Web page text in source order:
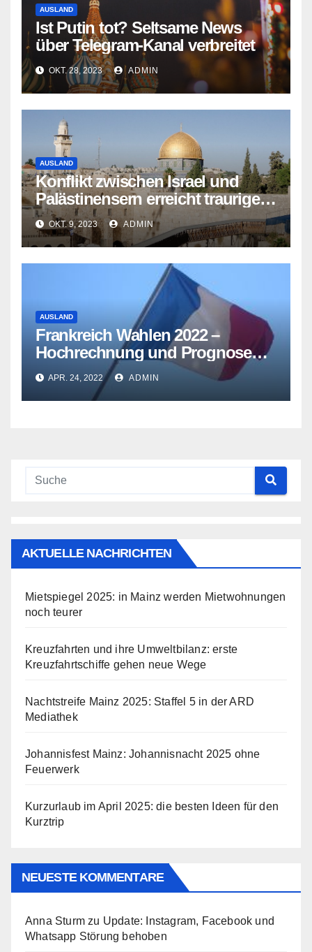
AUSLAND
Ist Putin tot? Seltsame News
über Telegram-Kanal verbreitet
OKT. 28, 2023 ADMIN
AUSLAND
Konflikt zwischen Israel und
Palästinensern erreicht traurigen
Höhepunkt
OKT. 9, 2023 ADMIN
AUSLAND
Frankreich Wahlen 2022 –
Hochrechnung und Prognose
am Abend
APR. 24, 2022 ADMIN
AKTUELLE NACHRICHTEN
Mietspiegel 2025: in Mainz werden Mietwohnungen
noch teurer
Kreuzfahrten und ihre Umweltbilanz: erste
Kreuzfahrtschiffe gehen neue Wege
Nachtstreife Mainz 2025: Staffel 5 in der ARD
Mediathek
Johannisfest Mainz: Johannisnacht 2025 ohne
Feuerwerk
Kurzurlaub im April 2025: die besten Ideen für den
Kurztrip
NEUESTE KOMMENTARE
Anna Sturm zu Update: Instagram, Facebook und
Whatsapp Störung behoben